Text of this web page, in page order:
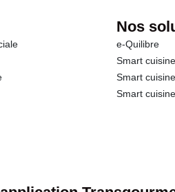
Nos
e-Quilibre
Smart
Smart
Smart